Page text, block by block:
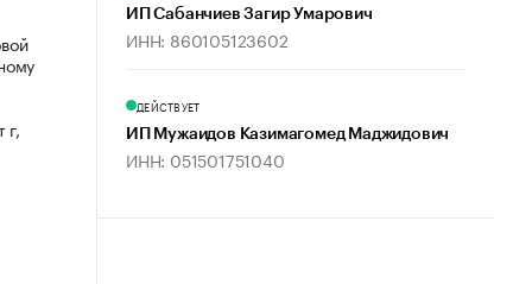
г,
ИП Сабанчиев Загир Умарович
ИНН: 860105123602
ДЕЙСТВУЕТ
ИП Мужаидов Казимагомед Маджидович
ИНН: 051501751040